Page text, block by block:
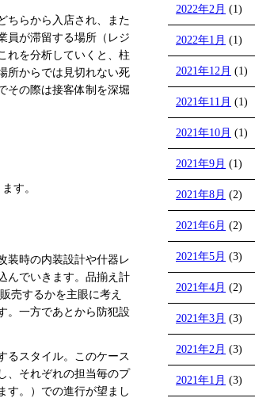
ちらから入店され、また
員が滞留する場所（レジ
れを分析していくと、柱
所からでは見切れない死
その際は接客体制を深堀
す。
装時の内装設計や什器レ
んでいきます。品揃え計
売するかを主眼に考え
。一方であとから防犯設
るスタイル。このケース
、それぞれの担当毎のプ
す。）での進行が望まし
2022年2月 (1)
2022年1月 (1)
2021年12月 (1)
2021年11月 (1)
2021年10月 (1)
2021年9月 (1)
2021年8月 (2)
2021年6月 (2)
2021年5月 (3)
2021年4月 (2)
2021年3月 (3)
2021年2月 (3)
2021年1月 (3)